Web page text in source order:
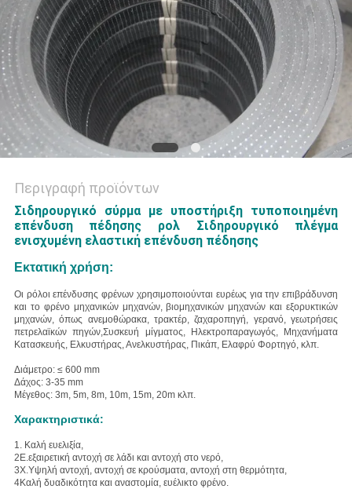
Περιγραφή προϊόντων
Σιδηρουργικό σύρμα με υποστήριξη τυποποιημένη
επένδυση πέδησης ρολ Σιδηρουργικό πλέγμα
ενισχυμένη ελαστική επένδυση πέδησης
Εκτατική χρήση:
Οι ρόλοι επένδυσης φρένων χρησιμοποιούνται ευρέως για την επιβράδυνση
και το φρένο μηχανικών μηχανών, βιομηχανικών μηχανών και εξορυκτικών
μηχανών, όπως ανεμοθώρακα, τρακτέρ, ζαχαροπηγή, γερανό, γεωτρήσεις
πετρελαϊκών πηγών,Συσκευή μίγματος, Ηλεκτροπαραγωγός, Μηχανήματα
Κατασκευής, Ελκυστήρας, Ανελκυστήρας, Πικάπ, Ελαφρύ Φορτηγό, κλπ.
Διάμετρο: ≤ 600 mm
Δάχος: 3-35 mm
Μέγεθος: 3m, 5m, 8m, 10m, 15m, 20m κλπ.
Χαρακτηριστικά:
1. Καλή ευελιξία,
2Ε.εξαιρετική αντοχή σε λάδι και αντοχή στο νερό,
3Χ.Υψηλή αντοχή, αντοχή σε κρούσματα, αντοχή στη θερμότητα,
4Καλή δυαδικότητα και αναστομία, ευέλικτο φρένο.